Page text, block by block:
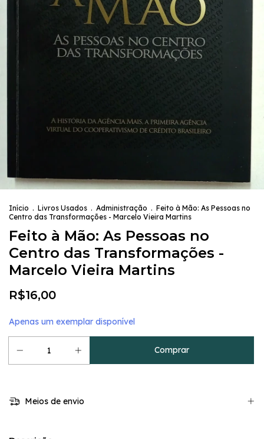
Início . Livros Usados . Administração . Feito à Mão: As Pessoas no
Centro das Transformações - Marcelo Vieira Martins
Feito à Mão: As Pessoas no
Centro das Transformações -
Marcelo Vieira Martins
R$16,00
Apenas um exemplar disponível
Meios de envio